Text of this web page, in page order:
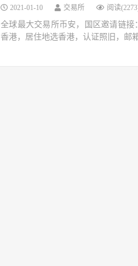
2021-01-10 交易所 阅读
全球最大交易所币安，国区邀请链接
香港，居住地选香港，认证照旧，邮